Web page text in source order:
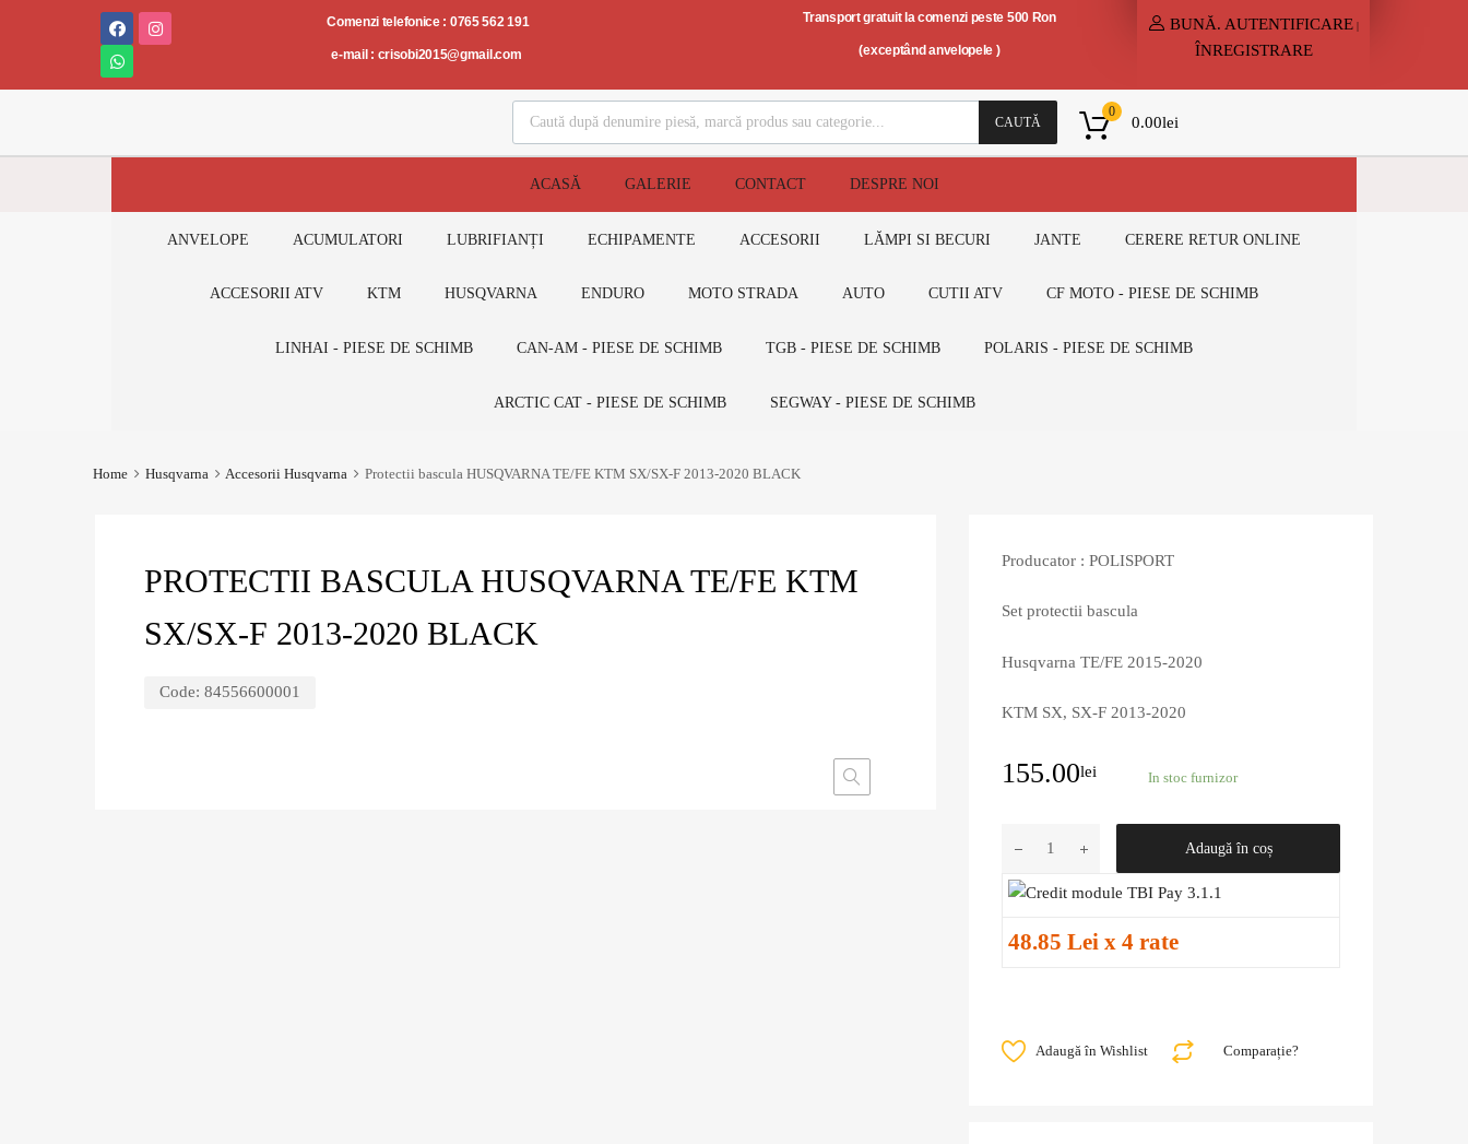
AUTO-
Comenzi telefonice : 0765 562 191
e-mail : crisobi2015@gmail.com
Transport gratuit la comenzi peste 500 Ron
(exceptând anvelopele )
BUNĂ. AUTENTIFICARE |
ÎNREGISTRARE
CAUTĂ 0.00lei
0
ACASĂ GALERIE CONTACT DESPRE NOI
ANVELOPE ACUMULATORI LUBRIFIANȚI ECHIPAMENTE ACCESORII LĂMPI SI BECURI JANTE CERERE RETUR ONLINE
ACCESORII ATV KTM HUSQVARNA ENDURO MOTO STRADA AUTO CUTII ATV CF MOTO - PIESE DE SCHIMB
LINHAI - PIESE DE SCHIMB CAN-AM - PIESE DE SCHIMB TGB - PIESE DE SCHIMB POLARIS - PIESE DE SCHIMB
ARCTIC CAT - PIESE DE SCHIMB SEGWAY - PIESE DE SCHIMB
Home Husqvarna Accesorii Husqvarna Protectii bascula HUSQVARNA TE/FE KTM SX/SX-F 2013-2020 BLACK
PROTECTII BASCULA HUSQVARNA TE/FE KTM
SX/SX-F 2013-2020 BLACK
Code: 84556600001
Producator : POLISPORT
Set protectii bascula
Husqvarna TE/FE 2015-2020
KTM SX, SX-F 2013-2020
155.00lei In stoc furnizor
Adaugă în coș
48.85 Lei x 4 rate
Comparație?
Adaugă în Wishlist